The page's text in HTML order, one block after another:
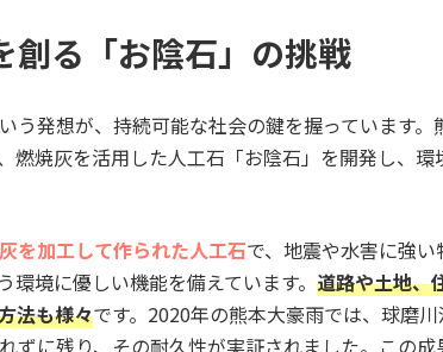
創る「お陰石」の挑戦
う発想が、持続可能な社会の鍵を握っています
燃焼灰を活用した人工石「お陰石」を開発し、環
を加工して作られた人工石で、地震や水害に強
境に優しい機能を備えています。 道路や土地、
法も様々です。2020年の熊本大豪雨では、球磨